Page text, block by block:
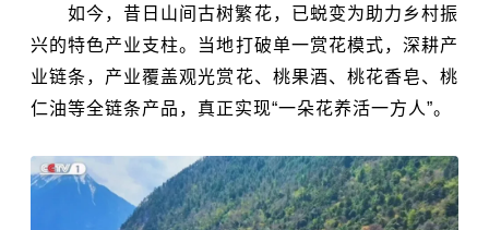
如今，昔日山间古树繁花，已蜕变为助力乡村振
兴的特色产业支柱。当地打破单一赏花模式，深耕产
业链条，产业覆盖观光赏花、桃果酒、桃花香皂、桃
仁油等全链条产品，真正实现“一朵花养活一方人”。